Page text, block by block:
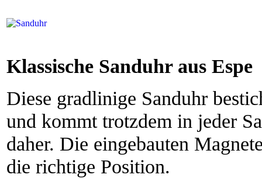
Klassische Sanduhr aus Espe
Diese gradlinige Sanduhr
und kommt trotzdem in jeder
daher. Die eingebauten
die richtige Position.